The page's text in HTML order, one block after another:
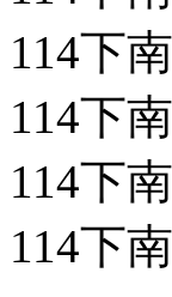
114下
114下
114下
114下